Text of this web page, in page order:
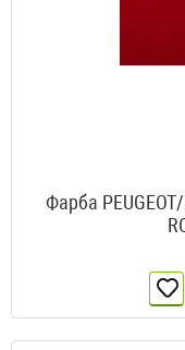
Фарба PEUGEOT/